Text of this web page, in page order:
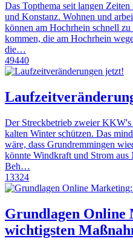
Das Topthema seit langen
und Konstanz. Wohnen und
können am Hochrhein schnell
kommen, die am Hochrhein
die…
49440
Der Streckbetrieb zweier
kalten Winter schützen. Das
wäre, dass Grundremmingen
könnte Windkraft und Strom
Beh…
13324
Grundlagen Online
wichtigsten